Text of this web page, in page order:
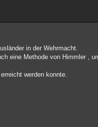
in der Wehrmacht.
eine Methode von Himmler ,
werden konnte.